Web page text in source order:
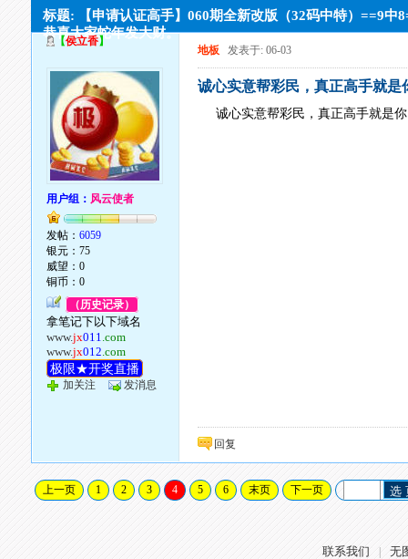
标题: 【申请认证高手】060期全新改版（32码中特）==9中
恭喜大家蛇年发大财。
【侯立香】
用户组： 风云使者
发帖：6059
银元：75
威望：0
铜币：0
（历史记录）
拿笔记下以下域名
www.jx011.com
www.jx012.com
极限★开奖直播
加关注 发消息
地板 发表于: 06-03
诚心实意帮彩民，真正高手就是
诚心实意帮彩民，真正高手就是你
回复
上一页 1 2 3 4 5 6 末页 下一页 选
联系我们 无